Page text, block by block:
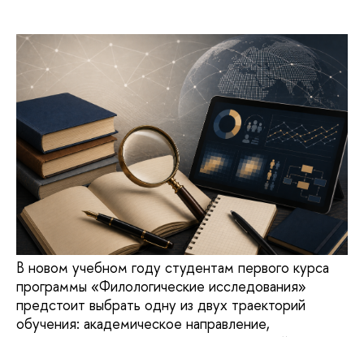
В новом учебном году студентам первого курса
программы «Филологические исследования»
предстоит выбрать одну из двух траекторий
обучения: академическое направление,